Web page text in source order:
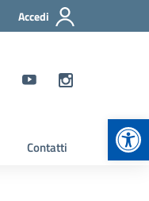
Accedi
Contatti